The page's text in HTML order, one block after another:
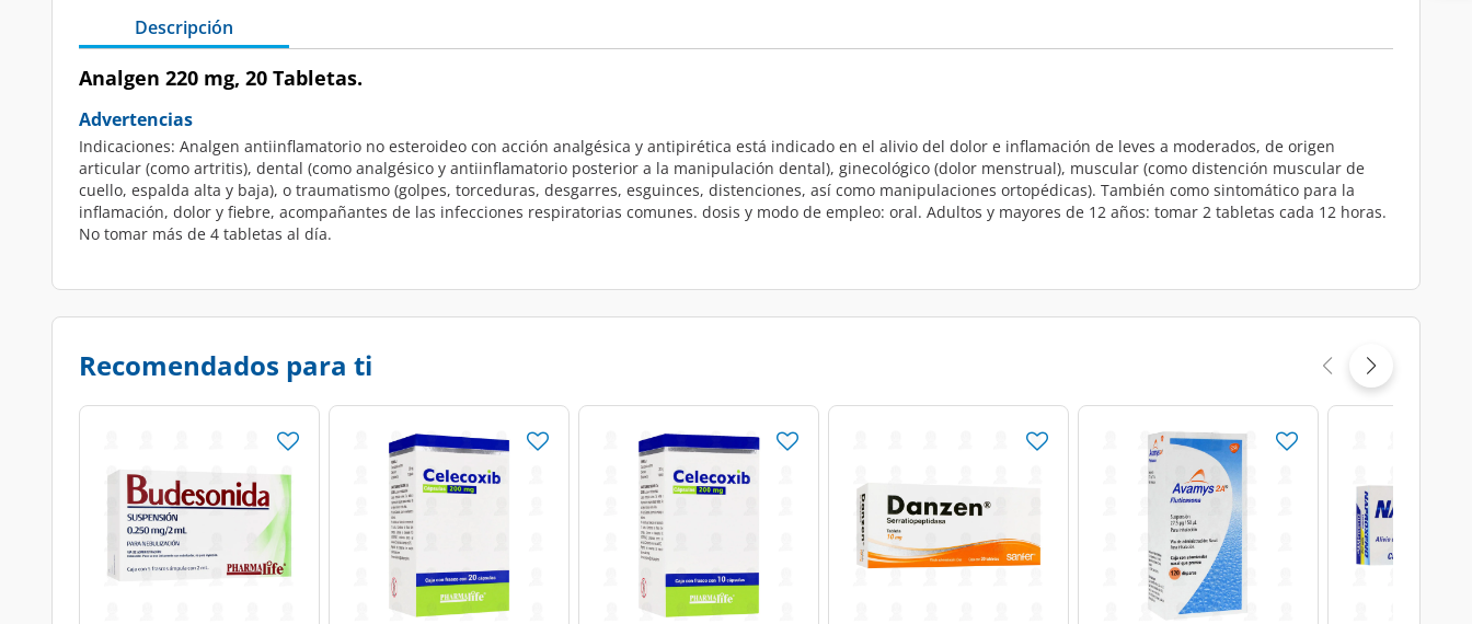
Descripción
Analgen 220 mg, 20 Tabletas.
Advertencias
Indicaciones: Analgen antiinflamatorio no esteroideo con acción analgésica y antipirética está indicado en el alivio del dolor e inflamación de leves a moderados, de origen
articular (como artritis), dental (como analgésico y antiinflamatorio posterior a la manipulación dental), ginecológico (dolor menstrual), muscular (como distención muscular de
cuello, espalda alta y baja), o traumatismo (golpes, torceduras, desgarres, esguinces, distenciones, así como manipulaciones ortopédicas). También como sintomático para la
inflamación, dolor y fiebre, acompañantes de las infecciones respiratorias comunes. dosis y modo de empleo: oral. Adultos y mayores de 12 años: tomar 2 tabletas cada 12 horas.
No tomar más de 4 tabletas al día.
Recomendados para ti